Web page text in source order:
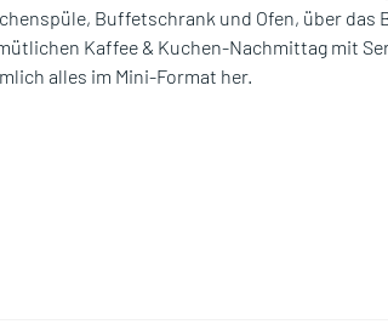
Buffetschrank und Ofen, über das
Kaffee & Kuchen-Nachmittag mit
alles im Mini-Format her.